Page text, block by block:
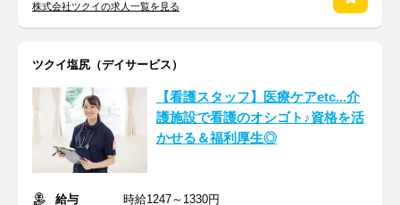
株式会社ツクイの求人一覧を見る
ツクイ塩尻（デイサービス）
【看護スタッフ】医療ケアetc...介
護施設で看護のオシゴト♪資格を活
かせる＆福利厚生◎
給与
時給1247～1330円